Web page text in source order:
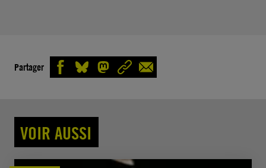
Partager
VOIR AUSSI